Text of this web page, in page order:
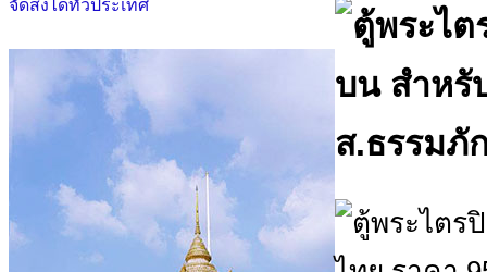
จัดส่งได้ทั่วประเทศ